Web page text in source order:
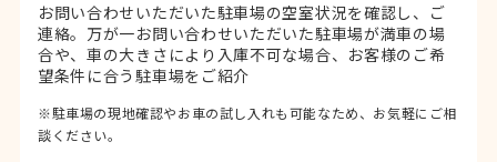
お問い合わせいただいた駐車場の空室状況を確認し、ご
連絡。 万が一お問い合わせいただいた駐車場が満車の場
合や、車の大きさにより入庫不可な場合、お客様のご希
望条件に合う駐車場をご紹介
※駐車場の現地確認やお車の試し入れも可能なため、お気軽にご相
談ください。